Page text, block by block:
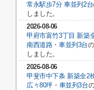
常永駅歩7分 車並列2台
しました。
2026-08-06
甲府市富竹3丁目 新築
南西道路・車並列3台
しました。
2026-08-06
甲斐市中下条 新築全2
広々80坪・車並列3台